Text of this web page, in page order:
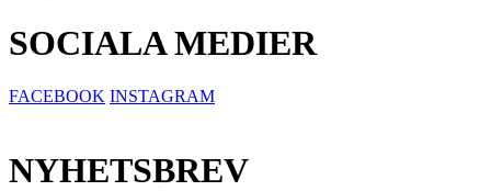
SOCIALA MEDIER
FACEBOOK INSTAGRAM
NYHETSBREV